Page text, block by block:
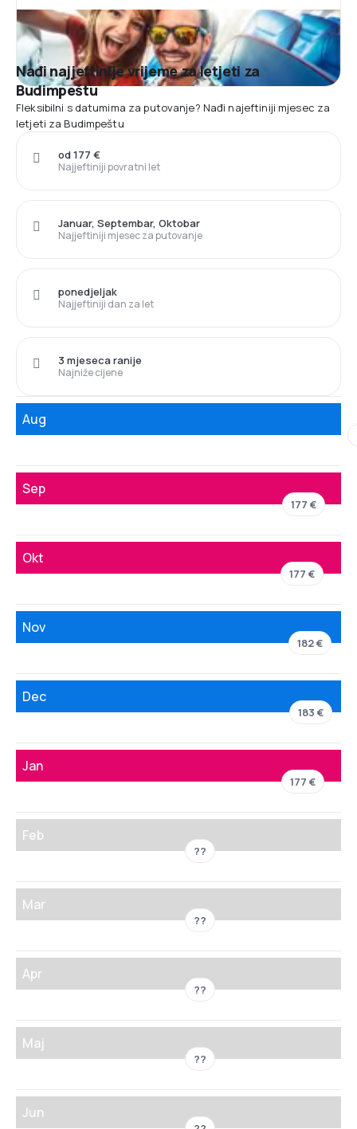
Nađi najjeftinije vrijeme za letjeti za
Budimpeštu
Fleksibilni s datumima za putovanje? Nađi najeftiniji mjesec za
letjeti za Budimpeštu
Najjeftiniji povratni let
od 177 €
Najjeftiniji mjesec za putovanje
Januar, Septembar, Oktobar
Najjeftiniji dan za let
ponedjeljak
Najniže cijene
3 mjeseca ranije
Aug
Sep
177 €
Okt
177 €
Nov
182 €
Dec
183 €
Jan
177 €
Feb
??
Mar
??
Apr
??
Maj
??
Jun